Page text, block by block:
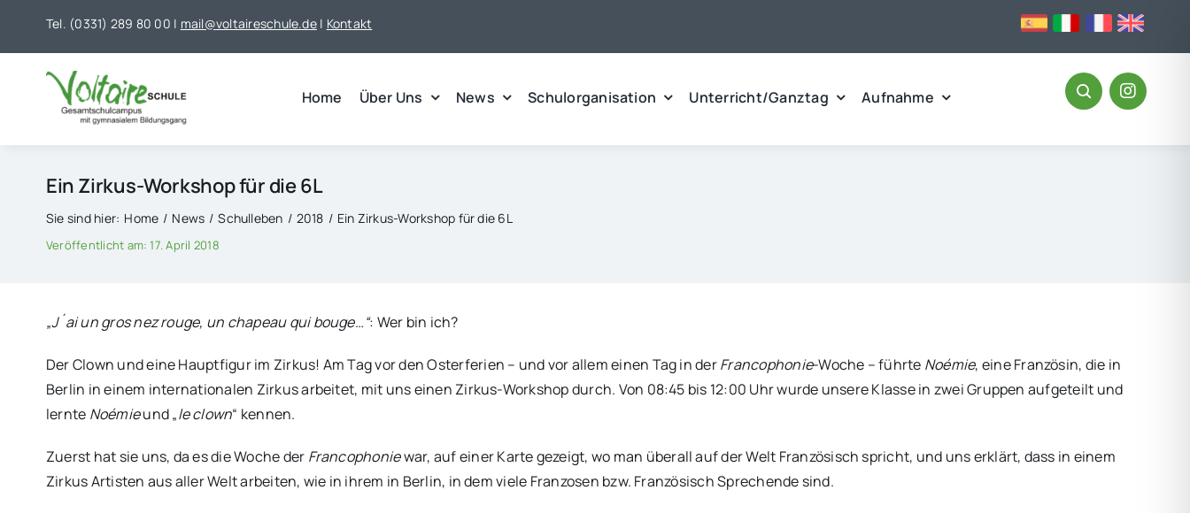
Tel. (0331) 289 80 00 | mail@voltaireschule.de| Kontakt
Home Über Uns News Schulorganisation Unterricht/Ganztag Aufnahme
Ein Zirkus-Workshop für die 6L
Sie sind hier: Home News Schulleben 2018 Ein Zirkus-Workshop für die 6L
Veröffentlicht am: 17. April 2018
„J´ai un gros nez rouge, un chapeau qui bouge…“: Wer bin ich?
Der Clown und eine Hauptfigur im Zirkus! Am Tag vor den Osterferien – und vor allem einen Tag in derFrancophonie-Woche – führte Noémie, eine Französin, die in
Berlin in einem internationalen Zirkus arbeitet, mit uns einen Zirkus-Workshop durch. Von 08:45 bis 12:00 Uhr wurde unsere Klasse in zwei Gruppen aufgeteilt und
lernte Noémieund „le clown“ kennen.
Zuerst hat sie uns, da es die Woche der Francophoniewar, auf einer Karte gezeigt, wo man überall auf der Welt Französisch spricht, und uns erklärt, dass in einem
Zirkus Artisten aus aller Welt arbeiten, wie in ihrem in Berlin, in dem viele Franzosen bzw. Französisch Sprechende sind.